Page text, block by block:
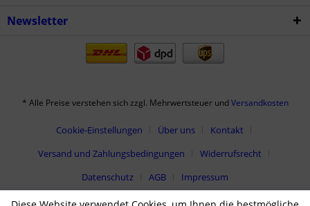
Newsletter
* Alle Preise verstehen sich zzgl. Mehrwertsteuer undVersandkosten
Cookie-Einstellungen Über uns
Kontakt
Versand und Zahlungsbedingungen
Widerrufsrecht
Datenschutz
AGB Impressum